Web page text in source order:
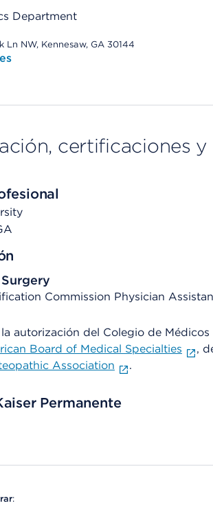
Department
Ln NW, Kennesaw, GA 30144
certificaciones y
Commission Physician
autorización del Colegio de
Board of Medical Specialties ,
Association
.
Permanente
: